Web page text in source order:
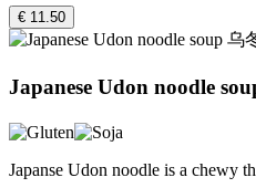
€ 11.50
Japanese Udon noodle
Japanse Udon noodle is a chewy